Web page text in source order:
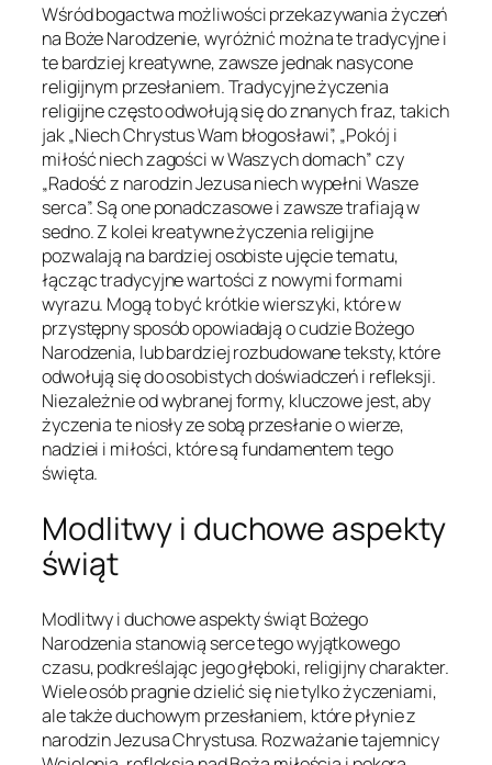
Wśród bogactwa możliwości przekazywania życzeń
na Boże Narodzenie, wyróżnić można te tradycyjne i
te bardziej kreatywne, zawsze jednak nasycone
religijnym przesłaniem. Tradycyjne życzenia
religijne często odwołują się do znanych fraz, takich
jak „Niech Chrystus Wam błogosławi”, „Pokój i
miłość niech zagości w Waszych domach” czy
„Radość z narodzin Jezusa niech wypełni Wasze
serca”. Są one ponadczasowe i zawsze trafiają w
sedno. Z kolei kreatywne życzenia religijne
pozwalają na bardziej osobiste ujęcie tematu,
łącząc tradycyjne wartości z nowymi formami
wyrazu. Mogą to być krótkie wierszyki, które w
przystępny sposób opowiadają o cudzie Bożego
Narodzenia, lub bardziej rozbudowane teksty, które
odwołują się do osobistych doświadczeń i refleksji.
Niezależnie od wybranej formy, kluczowe jest, aby
życzenia te niosły ze sobą przesłanie o wierze,
nadziei i miłości, które są fundamentem tego
święta.
Modlitwy i duchowe aspekty
świąt
Modlitwy i duchowe aspekty świąt Bożego
Narodzenia stanowią serce tego wyjątkowego
czasu, podkreślając jego głęboki, religijny charakter.
Wiele osób pragnie dzielić się nie tylko życzeniami,
ale także duchowym przesłaniem, które płynie z
narodzin Jezusa Chrystusa. Rozważanie tajemnicy